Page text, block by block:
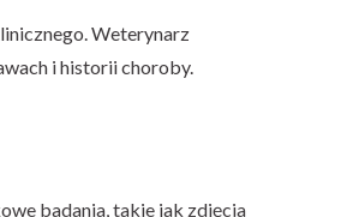
Weterynarz
i historii choroby.
badania, takie jak zdjęcia